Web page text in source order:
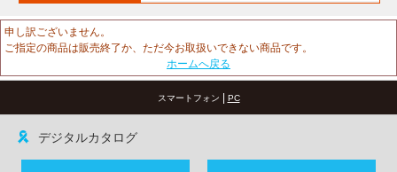
申し訳ございません。
ご指定の商品は販売終了か、ただ今お取扱いできない商品です。
ホームへ戻る
スマートフォン | PC
デジタルカタログ